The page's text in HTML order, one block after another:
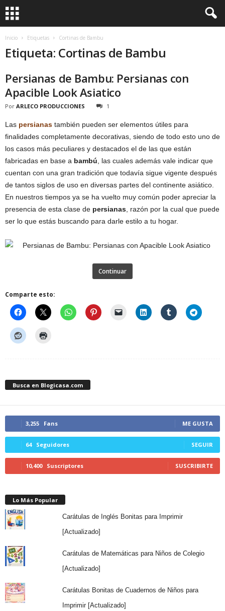
Inicio Etiquetas Cortinas de Bambu
Etiqueta: Cortinas de Bambu
Persianas de Bambu: Persianas con
Apacible Look Asiatico
Por ARLECO PRODUCCIONES 1
Las persianas también pueden ser elementos útiles para
finalidades completamente decorativas, siendo de todo esto uno de
los casos más peculiares y destacados el de las que están
fabricadas en base a bambú , las cuales además vale indicar que
cuentan con una gran tradición que todavía sigue vigente después
de tantos siglos de uso en diversas partes del continente asiático.
En nuestros tiempos ya se ha vuelto muy común poder apreciar la
presencia de esta clase de persianas , razón por la cual que puede
ser lo que estás buscando para darle estilo a tu hogar.
Continuar
Comparte esto:
Busca en Blogicasa.com
3,255 Fans ME GUSTA
64 Seguidores SEGUIR
10,400 Suscriptores SUSCRIBIRTE
Lo Más Popular
Carátulas de Inglés Bonitas para Imprimir
[Actualizado]
Carátulas de Matemáticas para Niños de Colegio
[Actualizado]
Carátulas Bonitas de Cuadernos de Niños para
Imprimir [Actualizado]